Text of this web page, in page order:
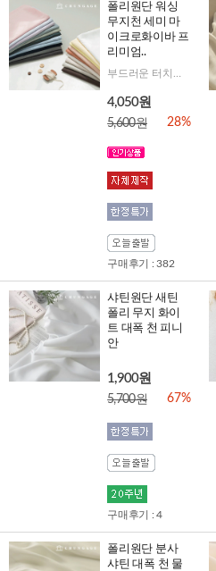
폴리원단 워싱
무지천 세미 마
이크로화이바 프
리미엄..
4,050원
5,600원 28%
구매후기 : 382
샤틴원단 새틴
폴리 무지 화이
트 대폭 천 피니
안
1,900원
5,700원 67%
구매후기 : 4
폴리원단 분사
샤틴 대폭 천 물